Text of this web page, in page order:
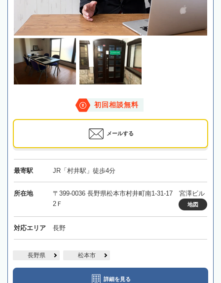
初回相談無料
メールする
最寄駅 JR「村井駅」徒歩4分
所在地
〒399-0036 長野県松本市村井町南1-31-17 宮澤ビル
2Ｆ
地図
対応エリア 長野
長野県 松本市
詳細を見る